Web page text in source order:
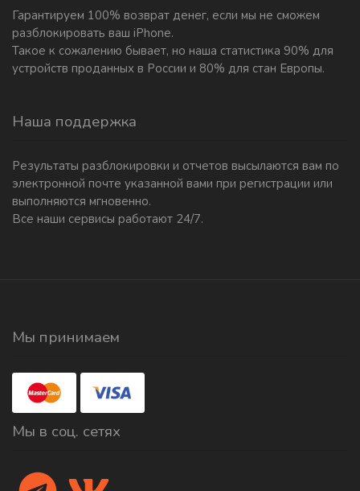
Гарантируем 100% возврат денег, если мы не сможем
разблокировать ваш iPhone.
Такое к сожалению бывает, но наша статистика 90% для
устройств проданных в России и 80% для стан Европы.
Наша поддержка
Результаты разблокировки и отчетов высылаются вам по
электронной почте указанной вами при регистрации или
выполняются мгновенно.
Все наши сервисы работают 24/7.
Мы принимаем
Мы в соц. сетях